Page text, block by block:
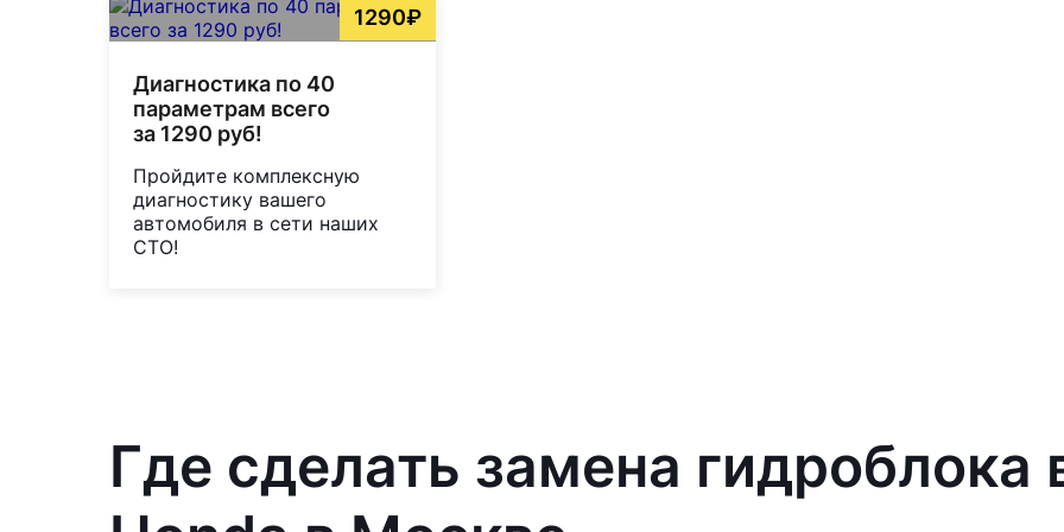
1290₽
Диагностика по 40
параметрам всего
за 1290 руб!
Пройдите комплексную
диагностику вашего
автомобиля в сети наших
СТО!
Где сделать замена гидроблока